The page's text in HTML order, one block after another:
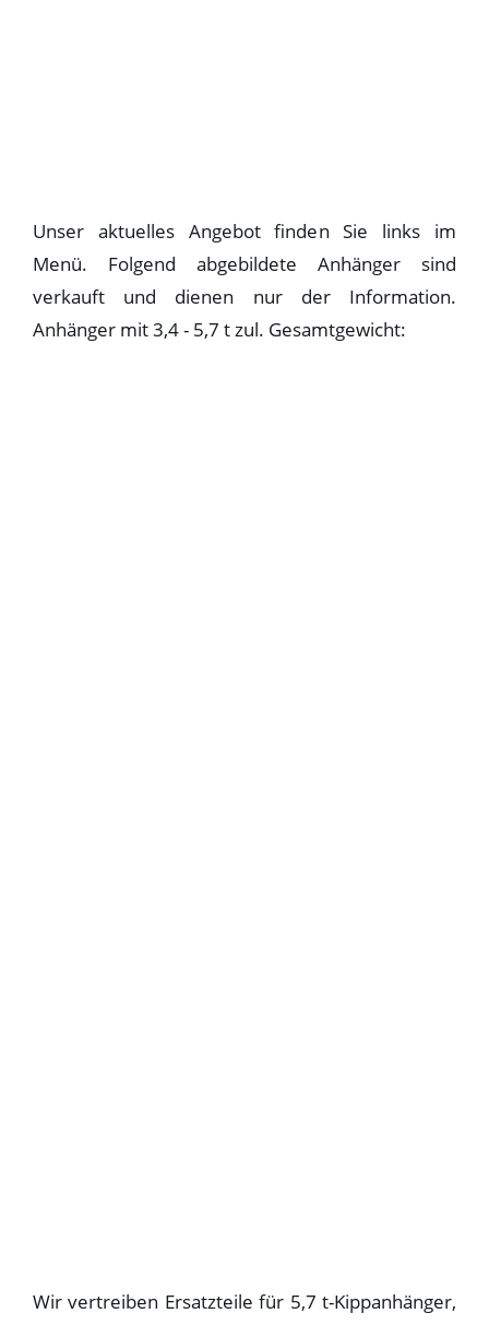
Unser aktuelles Angebot finden Sie links im
Menü. Folgend abgebildete Anhänger sind
verkauft und dienen nur der Information.
Anhänger mit 3,4 - 5,7 t zul. Gesamtgewicht:
Wir vertreiben Ersatzteile für 5,7 t-Kippanhänger,